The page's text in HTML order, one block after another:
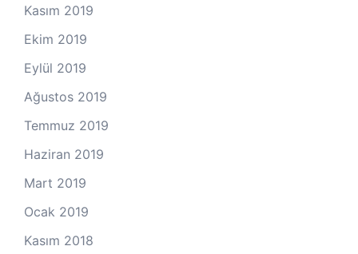
Kasım 2019
Ekim 2019
Eylül 2019
Ağustos 2019
Temmuz 2019
Haziran 2019
Mart 2019
Ocak 2019
Kasım 2018